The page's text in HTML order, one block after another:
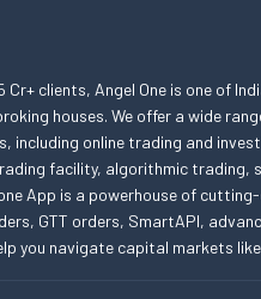
Cr+ clients, Angel One is one of
houses. We offer a wide
including online trading and
facility, algorithmic trading,
App is a powerhouse of
GTT orders, SmartAPI,
you navigate capital markets